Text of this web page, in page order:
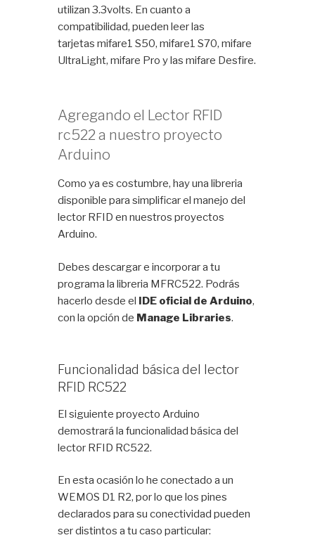
utilizan 3.3volts. En cuanto a
compatibilidad, pueden leer las
tarjetas mifare1 S50, mifare1 S70, mifare
UltraLight, mifare Pro y las mifare Desfire.
Agregando el Lector RFID
rc522 a nuestro proyecto
Arduino
Como ya es costumbre, hay una libreria
disponible para simplificar el manejo del
lector RFID en nuestros proyectos
Arduino.
Debes descargar e incorporar a tu
programa la libreria MFRC522. Podrás
hacerlo desde el IDE oficial de Arduino,
con la opción de Manage Libraries.
Funcionalidad básica del lector
RFID RC522
El siguiente proyecto Arduino
demostrará la funcionalidad básica del
lector RFID RC522.
En esta ocasión lo he conectado a un
WEMOS D1 R2, por lo que los pines
declarados para su conectividad pueden
ser distintos a tu caso particular: